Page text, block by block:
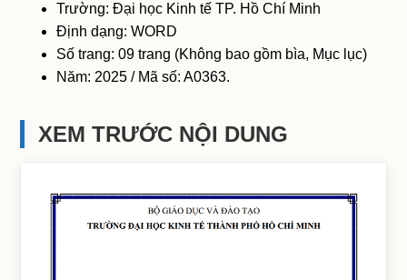
Trường: Đại học Kinh tế TP. Hồ Chí Minh
Định dạng: WORD
Số trang: 09 trang (Không bao gồm bìa, Mục lục)
Năm: 2025 / Mã số: A0363.
XEM TRƯỚC NỘI DUNG